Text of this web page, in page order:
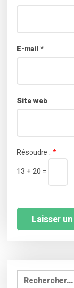
E-mail *
Site web
Résoudre : *
13 + 20 =
Rechercher :